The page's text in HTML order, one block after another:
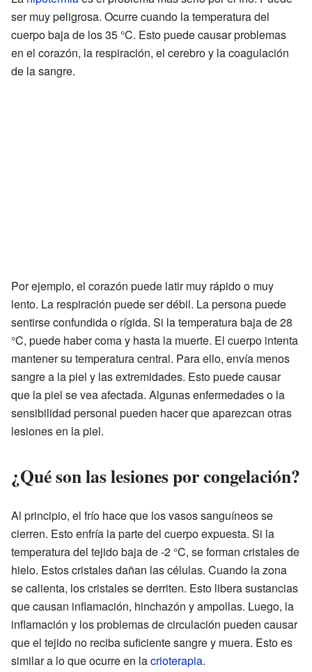
ser muy peligrosa. Ocurre cuando la temperatura del
cuerpo baja de los 35 °C. Esto puede causar problemas
en el corazón, la respiración, el cerebro y la coagulación
de la sangre.
Por ejemplo, el corazón puede latir muy rápido o muy
lento. La respiración puede ser débil. La persona puede
sentirse confundida o rígida. Si la temperatura baja de 28
°C, puede haber coma y hasta la muerte. El cuerpo intenta
mantener su temperatura central. Para ello, envía menos
sangre a la piel y las extremidades. Esto puede causar
que la piel se vea afectada. Algunas enfermedades o la
sensibilidad personal pueden hacer que aparezcan otras
lesiones en la piel.
¿Qué son las lesiones por congelación?
Al principio, el frío hace que los vasos sanguíneos se
cierren. Esto enfría la parte del cuerpo expuesta. Si la
temperatura del tejido baja de -2 °C, se forman cristales de
hielo. Estos cristales dañan las células. Cuando la zona
se calienta, los cristales se derriten. Esto libera sustancias
que causan inflamación, hinchazón y ampollas. Luego, la
inflamación y los problemas de circulación pueden causar
que el tejido no reciba suficiente sangre y muera. Esto es
similar a lo que ocurre en lacrioterapia.